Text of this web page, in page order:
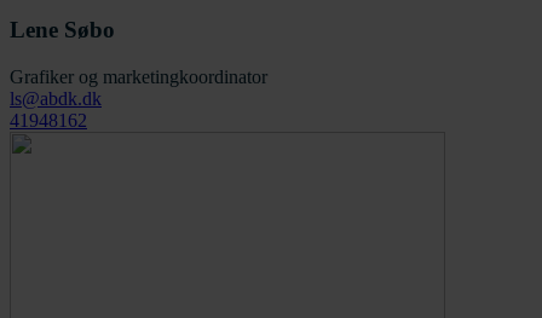
Lene Søbo
Grafiker og marketingkoordinator
ls@abdk.dk
41948162